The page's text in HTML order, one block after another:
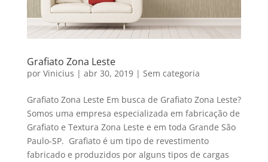
Grafiato Zona Leste
por Vinicius | abr 30, 2019| Sem categoria
Grafiato Zona Leste Em busca de Grafiato Zona Leste?
Somos uma empresa especializada em fabricação de
Grafiato e Textura Zona Leste e em toda Grande São
Paulo-SP. Grafiato é um tipo de revestimento
fabricado e produzidos por alguns tipos de cargas